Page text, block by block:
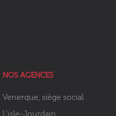
NOS AGENCES
Venerque, siège social
L'isle-Jourdain